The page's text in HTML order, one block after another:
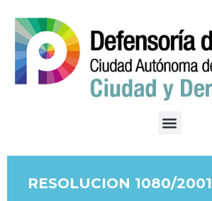
RESOLUCION 1080/2001